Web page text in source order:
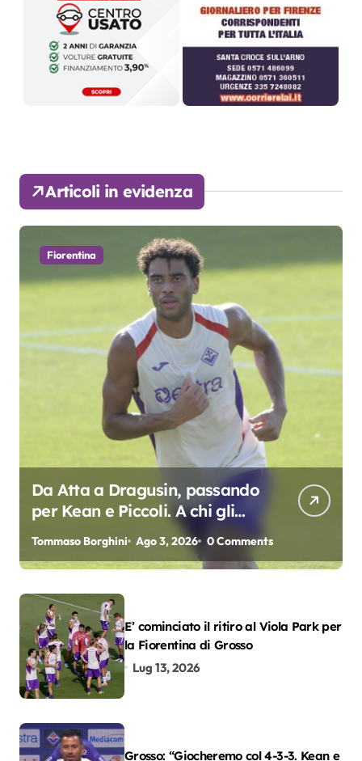
Articoli in evidenza
Fiorentina
Da Atta a Dragusin, passando
per Kean e Piccoli. A chi gli
oscar del precampionato?
Tommaso Borghini Ago 3, 2026 0 Comments
E’ cominciato il ritiro al Viola Park per
la Fiorentina di Grosso
Lug 13, 2026
Grosso: “Giocheremo col 4-3-3. Kean e